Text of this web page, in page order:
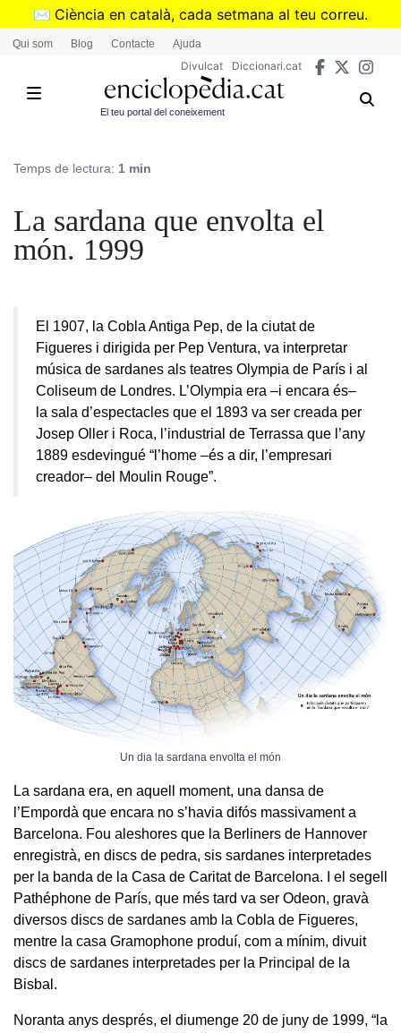
Vés
✉️ Ciència en català, cada setmana al teu correu.
➜Subscriu-te al butlletí de Divulcat
Qui som Blog Contacte Ajuda
Divulcat Diccionari.cat
El teu portal del coneixement
Temps de lectura: 1 min
La sardana que envolta el
món. 1999
El 1907, la Cobla Antiga Pep, de la ciutat de
Figueres i dirigida per Pep Ventura, va interpretar
música de sardanes als teatres Olympia de París i al
Coliseum de Londres. L’Olympia era –i encara és–
la sala d’espectacles que el 1893 va ser creada per
Josep Oller i Roca, l’industrial de Terrassa que l’any
1889 esdevingué “l’home –és a dir, l’empresari
creador– del Moulin Rouge”.
Un dia la sardana envolta el món
La sardana era, en aquell moment, una dansa de
l’Empordà que encara no s’havia difós massivament a
Barcelona. Fou aleshores que la Berliners de Hannover
enregistrà, en discs de pedra, sis sardanes interpretades
per la banda de la Casa de Caritat de Barcelona. I el segell
Pathéphone de París, que més tard va ser Odeon, gravà
diversos discs de sardanes amb la Cobla de Figueres,
mentre la casa Gramophone produí, com a mínim, divuit
discs de sardanes interpretades per la Principal de la
Bisbal.
Noranta anys després, el diumenge 20 de juny de 1999, “la